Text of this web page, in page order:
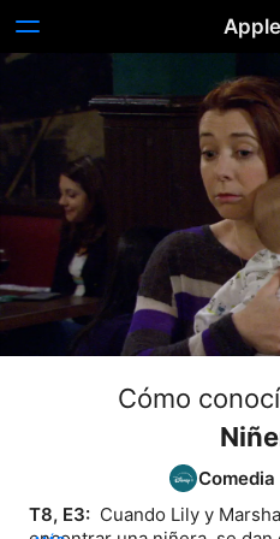
Cómo
Comedia
T8, E3: Cuando Lily y